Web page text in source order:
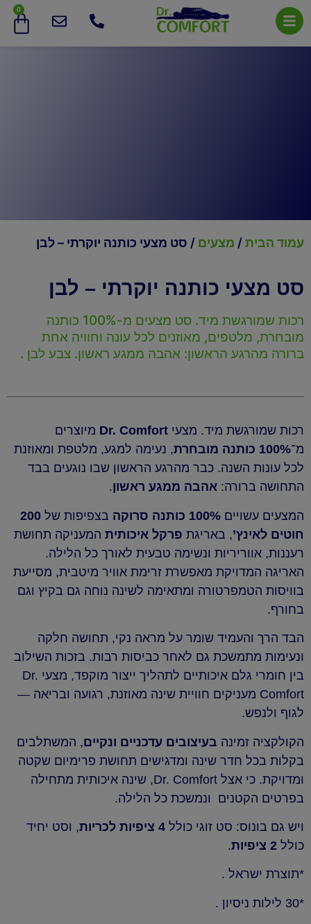
0
עמוד הבית/ מצעים / סט מצעי כותנה יוקרתי – לבן
סט מצעי כותנה יוקרתי – לבן
רכות שמורגשת מיד. סט מצעים מ-100% כותנה
מובחרת, מלטפים, מאוזנים לכל עונה וחוויה אחת
ברורה מהרגע הראשון: אהבה ממגע ראשון. צבע לבן .
רכות שמורגשת מיד. מצעי Dr. Comfort מיוצרים
מ־100% כותנה מובחרת
, נעימה למגע, מלטפת ומאוזנת
לכל עונות השנה. כבר מהרגע הראשון שבו נוגעים בבד
התחושה ברורה: אהבה ממגע ראשון.
המצעים עשויים 100% כותנה סרוקה בצפיפות של 200
חוטים לאינץ’, באריגת פרקל איכותית המעניקה תחושת
רעננות, אווריריות ונשימה טבעית לאורך כל הלילה.
האריגה המדויקת מאפשרת זרימת אוויר מיטבית, מסייעת
בוויסות הטמפרטורה ומתאימה לשינה נוחה גם בקיץ וגם
בחורף.
הבד הרך והעמיד שומר על מראה נקי, תחושה חלקה
ונעימות מתמשכת גם לאחר כביסות רבות. בזכות השילוב
בין חומרי גלם איכותיים לתהליך ייצור מוקפד, מצעי Dr.
Comfort מעניקים חוויית שינה מאוזנת, רגועה ובריאה —
לגוף ולנפש.
הקולקציה זמינה בעיצובים עדכניים ונקיים, המשתלבים
בקלות בכל חדר שינה ומדגישים תחושת פרימיום שקטה
ומדויקת. כי אצל Dr. Comfort, שינה איכותית מתחילה
בפרטים הקטנים ונמשכת כל הלילה.
ויש גם בונוס: סט זוגי כולל 4 ציפיות לכריות
, וסט יחיד
כולל 2 ציפיות .
*תוצרת ישראל .
*30 לילות ניסיון .